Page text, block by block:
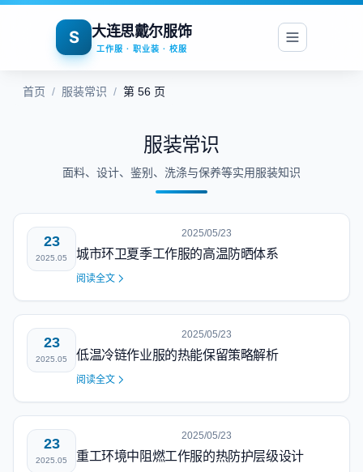
S 大连思戴尔服饰
工作服 · 职业装 · 校服
首页 / 服装常识 / 第 56 页
服装常识
面料、设计、鉴别、洗涤与保养等实用服装知识
23
2025.05
2025/05/23
城市环卫夏季工作服的高温防晒体系
阅读全文
23
2025.05
2025/05/23
低温冷链作业服的热能保留策略解析
阅读全文
23
2025.05
2025/05/23
重工环境中阻燃工作服的热防护层级设计